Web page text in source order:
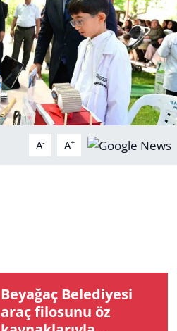
A- A+
Beyağaç Belediyesi
araç filosunu öz